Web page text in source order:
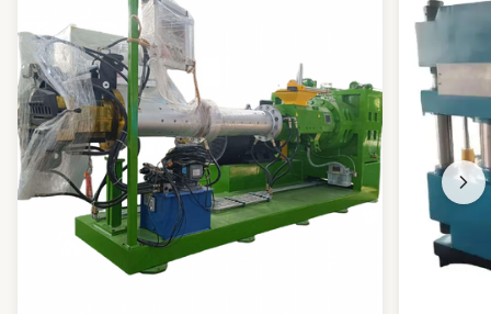
Özelleştirilmiş